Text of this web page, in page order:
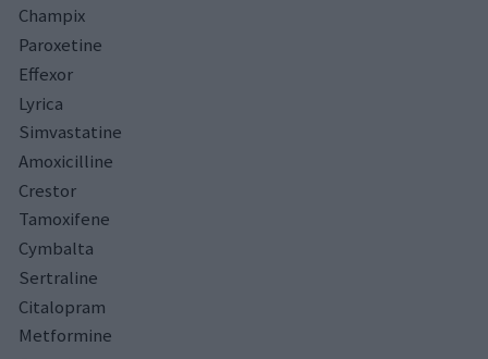
Champix
Paroxetine
Effexor
Lyrica
Simvastatine
Amoxicilline
Crestor
Tamoxifene
Cymbalta
Sertraline
Citalopram
Metformine